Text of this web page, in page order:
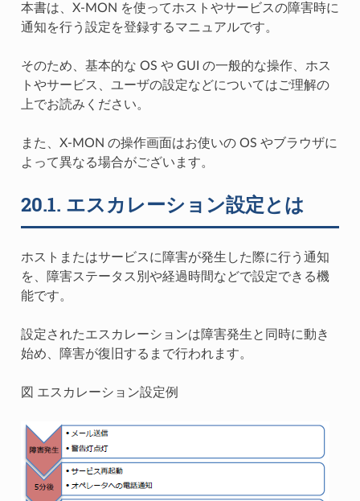
本書は、X-MON を使ってホストやサービスの障害時に
通知を行う設定を登録するマニュアルです。
そのため、基本的な OS や GUI の一般的な操作、ホス
トやサービス、ユーザの設定などについてはご理解の
上でお読みください。
また、X-MON の操作画面はお使いの OS やブラウザに
よって異なる場合がございます。
20.1. エスカレーション設定とは
ホストまたはサービスに障害が発生した際に行う通知
を、障害ステータス別や経過時間などで設定できる機
能です。
設定されたエスカレーションは障害発生と同時に動き
始め、障害が復旧するまで行われます。
図 エスカレーション設定例